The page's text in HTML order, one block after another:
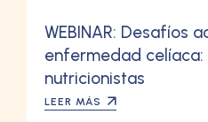
WEBINAR: Desafíos
enfermedad
nutricionistas
LEER MÁS